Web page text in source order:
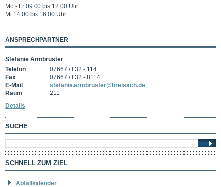
Mo - Fr 09.00 bis 12.00 Uhr
Mi 14.00 bis 16.00 Uhr
ANSPRECHPARTNER
Stefanie Armbruster
Telefon
07667 / 832 - 114
Fax
07667 / 832 - 8114
E-Mail
stefanie.armbruster@breisach.de
Raum
211
Details
SUCHE
SCHNELL ZUM ZIEL
Abfallkalender